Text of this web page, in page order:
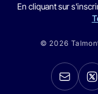
En cliquant sur
© 2026